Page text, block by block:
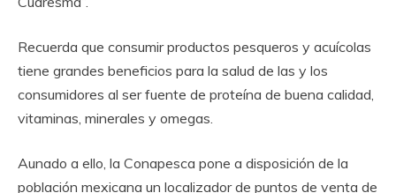
Recuerda que consumir productos pesqueros y acuícolas
tiene grandes beneficios para la salud de las y los
consumidores al ser fuente de proteína de buena calidad,
vitaminas, minerales y omegas.
Aunado a ello, la Conapesca pone a disposición de la
población mexicana un localizador de puntos de venta de